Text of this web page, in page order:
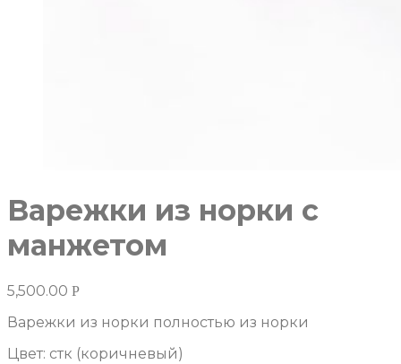
Варежки из норки с
манжетом
5,500.00 Р
Варежки из норки полностью из норки
Цвет: стк (коричневый)